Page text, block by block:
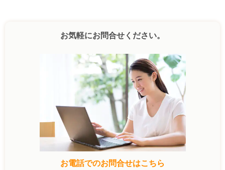
お気軽にお問合せください。
お電話でのお問合せはこちら